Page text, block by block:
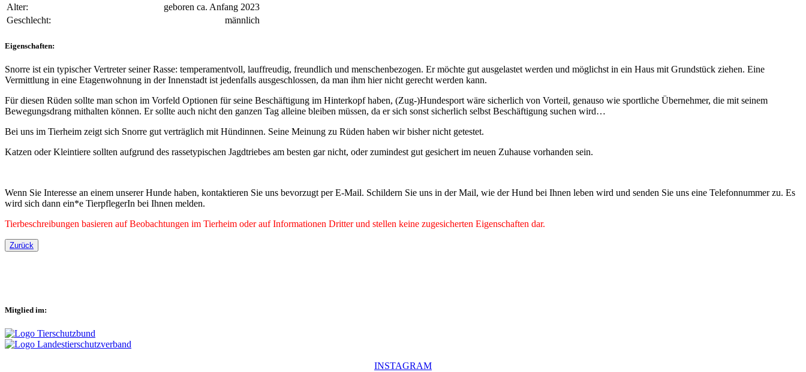
Alter:
geboren ca. Anfang 2023
Geschlecht:
männlich
Eigenschaften:
Snorre ist ein typischer Vertreter seiner Rasse: temperamentvoll, lauffreudig, freundlich und menschenbezogen. Er möchte gut ausgelastet werden und möglichst in ein Haus mit Grundstück ziehen. Eine
Vermittlung in eine Etagenwohnung in der Innenstadt ist jedenfalls ausgeschlossen, da man ihm hier nicht gerecht werden kann.
Für diesen Rüden sollte man schon im Vorfeld Optionen für seine Beschäftigung im Hinterkopf haben, (Zug-)Hundesport wäre sicherlich von Vorteil, genauso wie sportliche Übernehmer, die mit seinem
Bewegungsdrang mithalten können. Er sollte auch nicht den ganzen Tag alleine bleiben müssen, da er sich sonst sicherlich selbst Beschäftigung suchen wird…
Bei uns im Tierheim zeigt sich Snorre gut verträglich mit Hündinnen. Seine Meinung zu Rüden haben wir bisher nicht getestet.
Katzen oder Kleintiere sollten aufgrund des rassetypischen Jagdtriebes am besten gar nicht, oder zumindest gut gesichert im neuen Zuhause vorhanden sein.
Wenn Sie Interesse an einem unserer Hunde haben, kontaktieren Sie uns bevorzugt per E-Mail. Schildern Sie uns in der Mail, wie der Hund bei Ihnen leben wird und senden Sie uns eine Telefonnummer zu. Es
wird sich dann ein*e TierpflegerIn bei Ihnen melden.
Tierbeschreibungen basieren auf Beobachtungen im Tierheim oder auf Informationen Dritter und stellen keine zugesicherten Eigenschaften dar.
Zurück
Mitglied im:
INSTAGRAM